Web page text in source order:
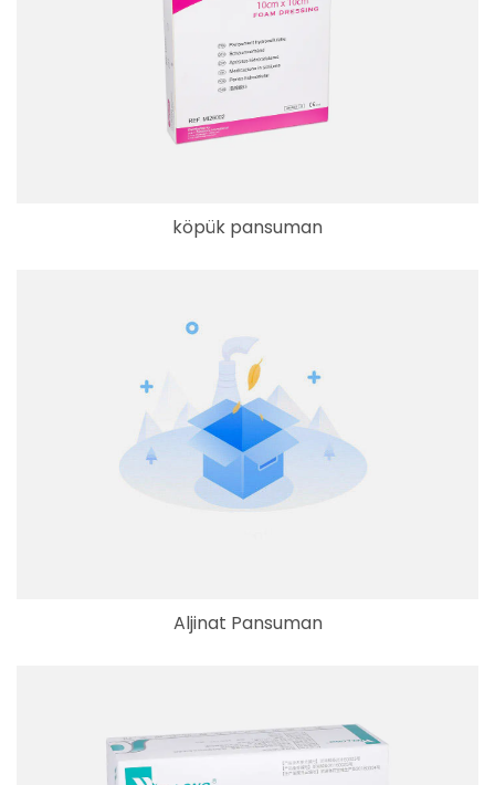
köpük pansuman
Aljinat Pansuman